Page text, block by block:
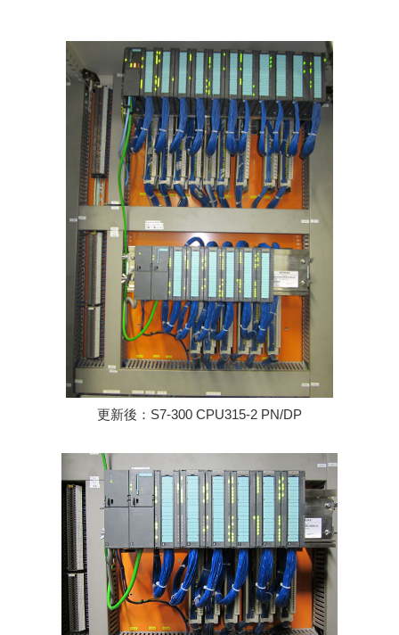
更新後：S7-300 CPU315-2 PN/DP